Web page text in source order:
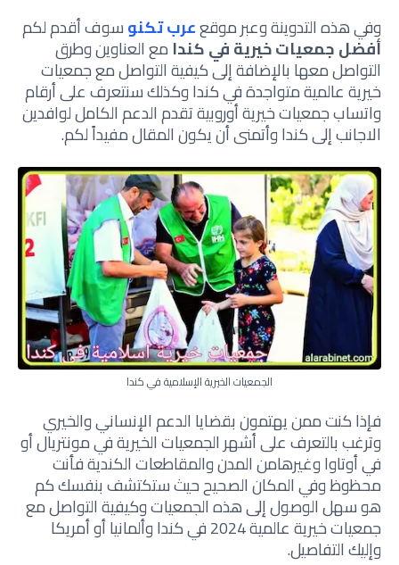
وفي هذه التدوينة وعبر موقععرب تكنوسوف أقدم لكم
أفضلجمعيات خيرية في كندا مع العناوين وطرق
التواصل معها بالإضافة إلى كيفيةالتواصل مع جمعيات
خيرية عالمية متواجدة في كندا وكذلك سنتعرف علىأرقام
واتساب جمعيات خيرية أوروبية تقدم الدعم الكامل لوافدين
الاجانب إلى كندا وأتمنى أن يكون المقال مفيداً لكم.
الجمعيات الخيرية الإسلامية في كندا
فإذا كنت ممن يهتمون بقضايا الدعم الإنساني والخيري
وترغب بالتعرف على أشهرالجمعيات الخيرية في مونتريال أو
في أوتاوا وغيرهامن المدن والمقاطعات الكندية فأنت
محظوظ وفي المكان الصحيح حيث ستكتشف بنفسك كم
هو سهل الوصول إلى هذه الجمعيات وكيفية التواصل مع
جمعيات خيرية عالمية 2024 في كندا وألمانيا أو أمريكا
وإليك التفاصيل.